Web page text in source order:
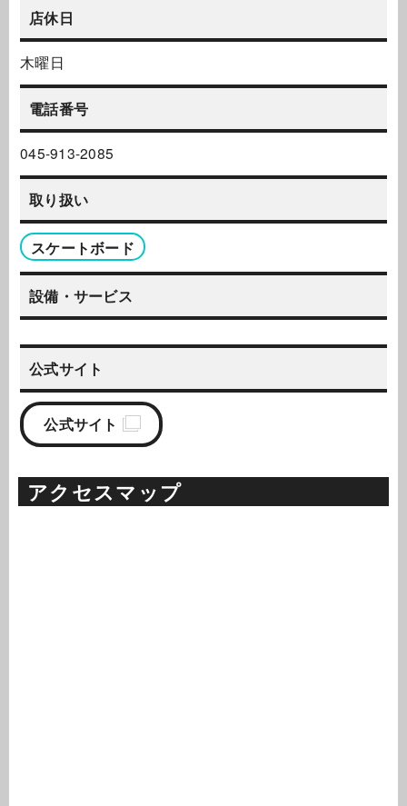
店休日
木曜日
電話番号
045-913-2085
取り扱い
スケートボード
設備・サービス
公式サイト
公式サイト
アクセスマップ